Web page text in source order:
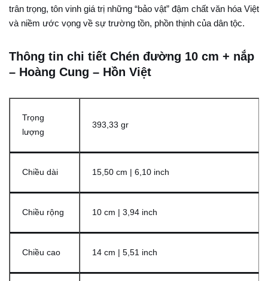
trân trọng, tôn vinh giá trị những “bảo vật” đậm chất văn hóa Việt
và niềm ước vọng về sự trường tồn, phồn thịnh của dân tộc.
Thông tin chi tiết Chén đường 10 cm + nắp
– Hoàng Cung – Hồn Việt
Trọng
lượng
393,33 gr
Chiều dài 15,50 cm | 6,10 inch
Chiều rộng 10 cm | 3,94 inch
Chiều cao 14 cm | 5,51 inch